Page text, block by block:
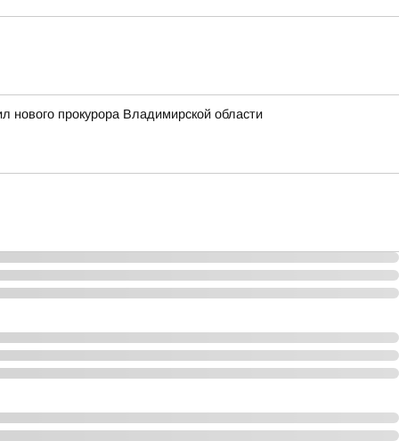
прокурора Владимирской области